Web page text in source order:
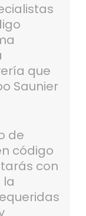
que
Saunier
de
código
con
la